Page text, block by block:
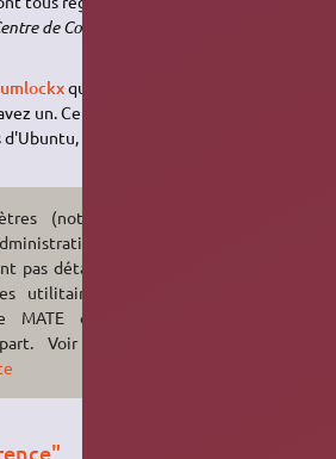
de Contrôle
qui permet de gérer le pavé
un. Cet utilitaire n'est plus utile
d'Ubuntu, il reste d'actualité (2017 ?)
(notamment
et au
pas détaillés ici,
utilitaires sont
MATE et sont
Voir aussi :